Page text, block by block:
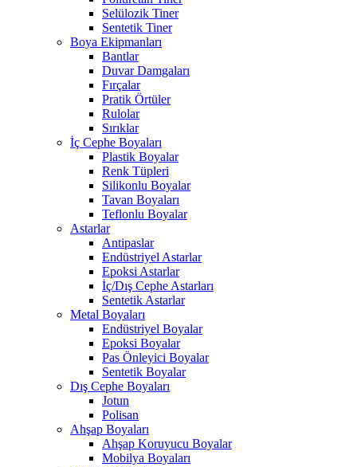
Selülozik Tiner
Sentetik Tiner
Boya Ekipmanları
Bantlar
Duvar Damgaları
Fırçalar
Pratik Örtüler
Rulolar
Sırıklar
İç Cephe Boyaları
Plastik Boyalar
Renk Tüpleri
Silikonlu Boyalar
Tavan Boyaları
Teflonlu Boyalar
Astarlar
Antipaslar
Endüstriyel Astarlar
Epoksi Astarlar
İç/Dış Cephe Astarları
Sentetik Astarlar
Metal Boyaları
Endüstriyel Boyalar
Epoksi Boyalar
Pas Önleyici Boyalar
Sentetik Boyalar
Dış Cephe Boyaları
Jotun
Polisan
Ahşap Boyaları
Ahşap Koruyucu Boyalar
Mobilya Boyaları